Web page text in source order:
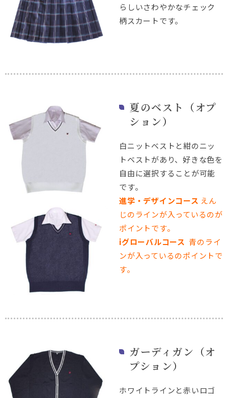
らしいさわやかなチェック
柄スカートです。
夏のベスト（オプ
ション）
白ニットベストと紺のニッ
トベストがあり、好きな色を
自由に選択することが可能
です。
進学・デザインコース えん
じのラインが入っているのが
ポイントです。
iグローバルコース 青のライ
ンが入っているのポイントで
す。
ガーディガン（オ
プション）
ホワイトラインと赤いロゴ